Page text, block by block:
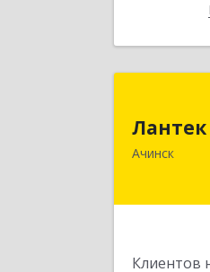
Лантек
Ачинск
Клиентов